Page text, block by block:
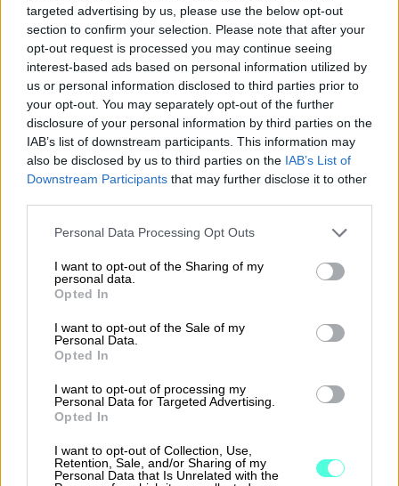
targeted advertising by us, please use the below opt-out
section to confirm your selection. Please note that after your
opt-out request is processed you may continue seeing
interest-based ads based on personal information utilized by
us or personal information disclosed to third parties prior to
your opt-out. You may separately opt-out of the further
disclosure of your personal information by third parties on the
IAB’s list of downstream participants. This information may
also be disclosed by us to third parties on the IAB’s List of
Downstream Participants that may further disclose it to other
Please note that this website/app uses one or more Google
not limited to your visit or usage behaviour. You may click to
grant or deny consent to Google and its third-party tags to
use your data for below specified purposes in below Google
consent section.
Personal Data Processing Opt Outs
I want to opt-out of the Sharing of my
personal data.
Opted In
I want to opt-out of the Sale of my
Personal Data.
Opted In
I want to opt-out of processing my
Personal Data for Targeted Advertising.
Opted In
I want to opt-out of Collection, Use,
Retention, Sale, and/or Sharing of my
Personal Data that Is Unrelated with the
Helppokäyttöinen palvelu, josta löydät yli
400 juristien laatimaa asiakirjamallia.
Tutustu Sopimuskoneeseen
Takaisin etusivulle
Ratkaisut
Procountor
Sopimuskone